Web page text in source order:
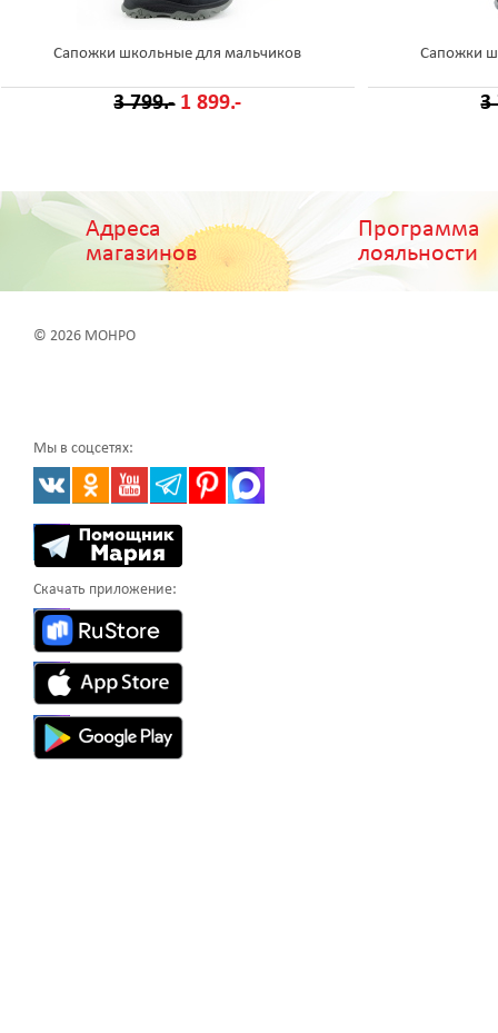
Сапожки школьные для мальчиков
3 799.- 1 899.-
Сапожки
3
Адреса
магазинов
Программа
лояльности
© 2026 МОНРО
Мы в соцсетях:
Скачать приложение: